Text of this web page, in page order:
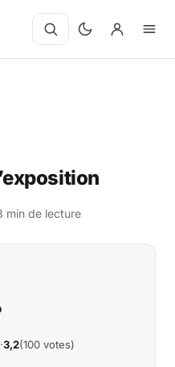
min de lecture
3,2(100 votes)